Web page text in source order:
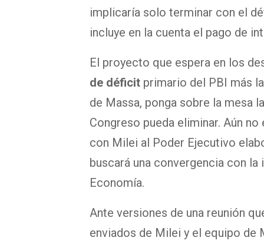
implicaría solo terminar con el
incluye en la cuenta el pago de
El proyecto que espera en los
de déficit primario del PBI más
de Massa, ponga sobre la mesa
Congreso pueda eliminar. Aún
con Milei al Poder Ejecutivo
buscará una convergencia con
Economía.
Ante versiones de una reunión
enviados de Milei y el equipo de